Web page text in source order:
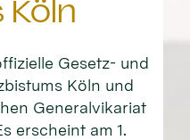
Gesetz- und
Köln und
Generalvikariat
erscheint am 1.